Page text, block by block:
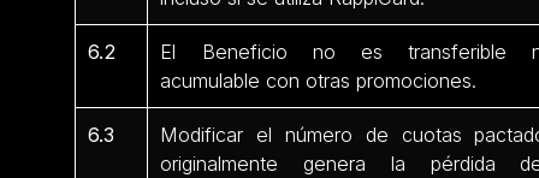
6.2
El Beneficio no es transferible
acumulable con otras promociones.
6.3
Modificar el número de cuotas
originalmente genera la pérdida